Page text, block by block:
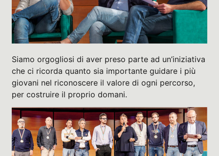
Siamo orgogliosi di aver preso parte ad un’iniziativa
che ci ricorda quanto sia importante guidare i più
giovani nel riconoscere il valore di ogni percorso,
per costruire il proprio domani.